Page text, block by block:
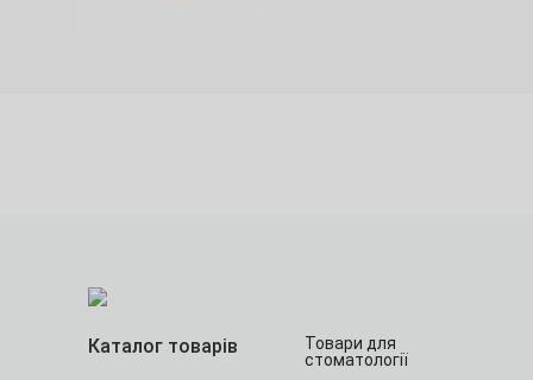
Каталог товарів
Товари для
стоматології